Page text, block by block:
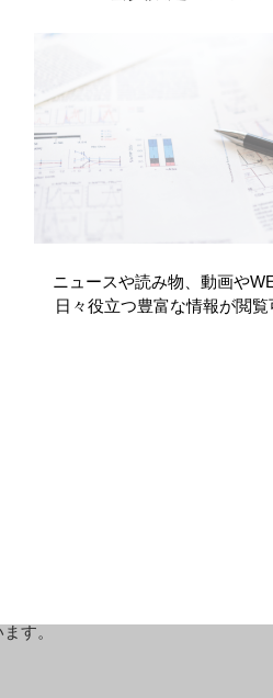
植手術を控え
ことも幸いし
のっとって
件となり今に
く一部の方にファックスで処方
たちスタッフの顔を見ることで安
ている基本方針を参考にして、
方全員に入院2週間前から体温測
約
「腎臓センター」があり、私た
受ける患者さんが一緒に入院し
す。
ニュースや読み物、動画や
日々役立つ豊富な情報が閲覧